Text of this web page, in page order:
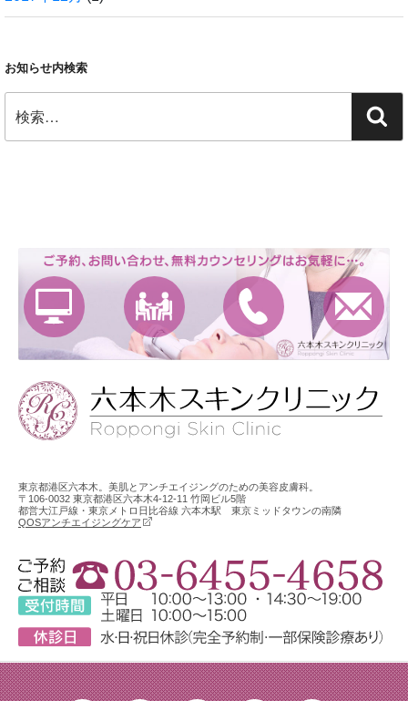
お知らせ内検索
索
東京都港区六本木。美肌とアンチエイジングのための美容皮膚科。
〒106-0032 東京都港区六本木4-12-11 竹岡ビル5階
都営大江戸線・東京メトロ日比谷線 六本木駅 東京ミッドタウンの南隣
QOSアンチエイジングケア